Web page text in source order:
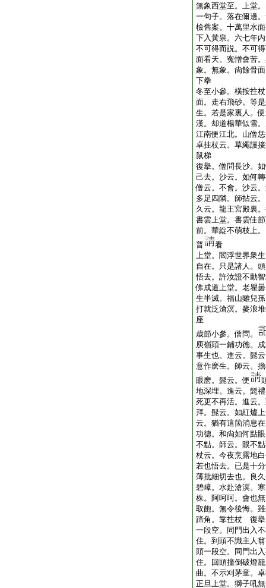
無象西堂至。上堂
一句子。落在儞邊
檢舊案。十萬里水
下入黃泉。六七年
不可得而説。不可
面看天。寃憎會苦
象。無象。尙餘骨
下拳
冬至小參。橫按拄
面。走右飛砂。等
生。若是家裏人。
漢。却道楊華似雪
江南便江北。山僧
卓拄杖云。草繩謾
鼠梯
復擧。僧問長沙。
己去。沙云。如何
僧云。不會。沙云
多足四隣。師拈云
久云。龍王宮殿裏
書雲上堂。書雲佳
前。華綻不萌枝上
普
看
上堂。閻浮世界衆
自在。只是諸人。
悟去。許汝證不動
佛成道上堂。老瞿
生半滅。福山雖兒
打就泛滄溟。麥浪
座
歳節小參。僧問。
庾嶺頭一鋪功德。
事生也。進云。髭
意作麽生。師云。
眼麽。髭云。便
地深埋。進云。髭
死更不再活。進云
拜。髭云。如紅爐
云。猶有這箇消息
功德。和尙如何點
不點。師云。眼不
杖云。今夜烹露地
若也悟去。已是十
薄批細切去也。良
碧嶂。水赴滄溟。
株。阿呵呵。會也
取飽。無令後悔。
蹄角。靠拄杖 復擧
一段空。同門出入
住。到頭不識主人
頭一段空。同門出
住。回頭撞倒破燈
曲。不示刈茅童。
正旦上堂。獅子吼